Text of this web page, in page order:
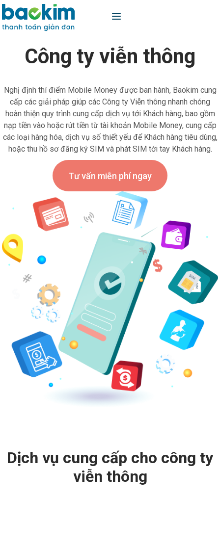
Công ty viễn thông
Nghị định thí điểm Mobile Money được ban hành, Baokim cung
cấp các giải pháp giúp các Công ty Viễn thông nhanh chóng
hoàn thiện quy trình cung cấp dịch vụ tới Khách hàng, bao gồm
nạp tiền vào hoặc rút tiền từ tài khoản Mobile Money, cung cấp
các loại hàng hóa, dịch vụ số thiết yếu để Khách hàng tiêu dùng,
hoặc thu hồ sơ đăng ký SIM và phát SIM tới tay Khách hàng.
Tư vấn miễn phí ngay
Dịch vụ cung cấp cho công ty
viễn thông